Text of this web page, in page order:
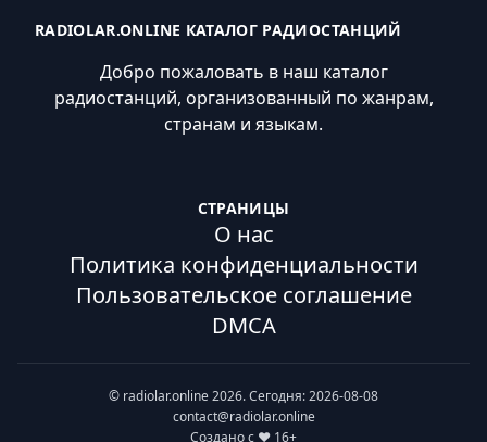
RADIOLAR.ONLINE КАТАЛОГ РАДИОСТАНЦИЙ
Добро пожаловать в наш каталог
радиостанций, организованный по жанрам,
странам и языкам.
СТРАНИЦЫ
О нас
Политика конфиденциальности
Пользовательское соглашение
DMCA
© radiolar.online 2026. Сегодня: 2026-08-08
contact@radiolar.online
Создано с ❤️ 16+